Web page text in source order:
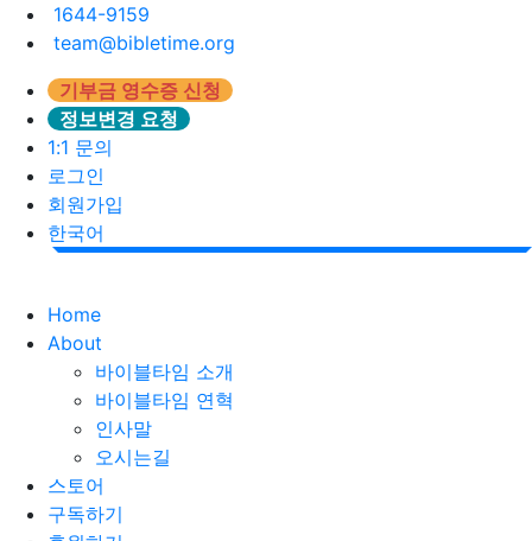
1644-9159
team@bibletime.org
기부금 영수증 신청
정보변경 요청
1:1 문의
로그인
회원가입
한국어
Home
About
바이블타임 소개
바이블타임 연혁
인사말
오시는길
스토어
구독하기